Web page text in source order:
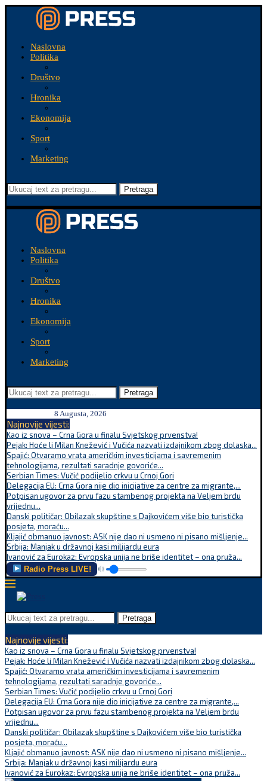
Naslovna
Politika
Društvo
Hronika
Ekonomija
Sport
Marketing
Pretraga
Naslovna
Politika
Društvo
Hronika
Ekonomija
Sport
Marketing
Pretraga
8 Augusta, 2026
Najnovije vijesti:
Kao iz snova – Crna Gora u finalu Svjetskog prvenstva!
Pejak: Hoće li Milan Knežević i Vučića nazvati izdajnikom zbog dolaska...
Spajić: Otvaramo vrata američkim investicijama i savremenim
tehnologijama, rezultati saradnje govoriće...
Serbian Times: Vučić podijelio crkvu u Crnoj Gori
Delegacija EU: Crna Gora nije dio inicijative za centre za migrante,...
Potpisan ugovor za prvu fazu stambenog projekta na Veljem brdu
vrijednu...
Danski političar: Obilazak skupštine s Dajkovićem više bio turistička
posjeta, moraću...
Kljajić obmanuo javnost: ASK nije dao ni usmeno ni pisano mišljenje...
Srbija: Manjak u državnoj kasi milijardu eura
Ivanović za Eurokaz: Evropska unija ne briše identitet – ona pruža...
Radio Press LIVE!
Pretraga
Najnovije vijesti:
Kao iz snova – Crna Gora u finalu Svjetskog prvenstva!
Pejak: Hoće li Milan Knežević i Vučića nazvati izdajnikom zbog dolaska...
Spajić: Otvaramo vrata američkim investicijama i savremenim
tehnologijama, rezultati saradnje govoriće...
Serbian Times: Vučić podijelio crkvu u Crnoj Gori
Delegacija EU: Crna Gora nije dio inicijative za centre za migrante,...
Potpisan ugovor za prvu fazu stambenog projekta na Veljem brdu
vrijednu...
Danski političar: Obilazak skupštine s Dajkovićem više bio turistička
posjeta, moraću...
Kljajić obmanuo javnost: ASK nije dao ni usmeno ni pisano mišljenje...
Srbija: Manjak u državnoj kasi milijardu eura
Ivanović za Eurokaz: Evropska unija ne briše identitet – ona pruža...